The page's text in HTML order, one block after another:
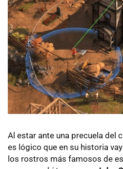
Al estar ante una precuela del
es lógico que en su historia
los rostros más famosos de